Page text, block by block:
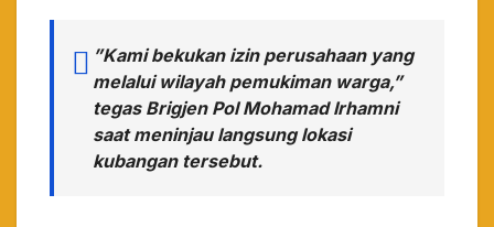
​”Kami bekukan izin perusahaan yang
melalui wilayah pemukiman warga,”
tegas Brigjen Pol Mohamad Irhamni
saat meninjau langsung lokasi
kubangan tersebut.